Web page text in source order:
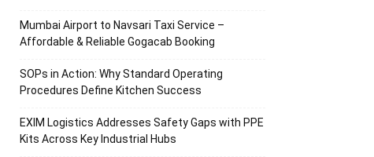
Mumbai Airport to Navsari Taxi Service –
Affordable & Reliable Gogacab Booking
SOPs in Action: Why Standard Operating
Procedures Define Kitchen Success
EXIM Logistics Addresses Safety Gaps with PPE
Kits Across Key Industrial Hubs